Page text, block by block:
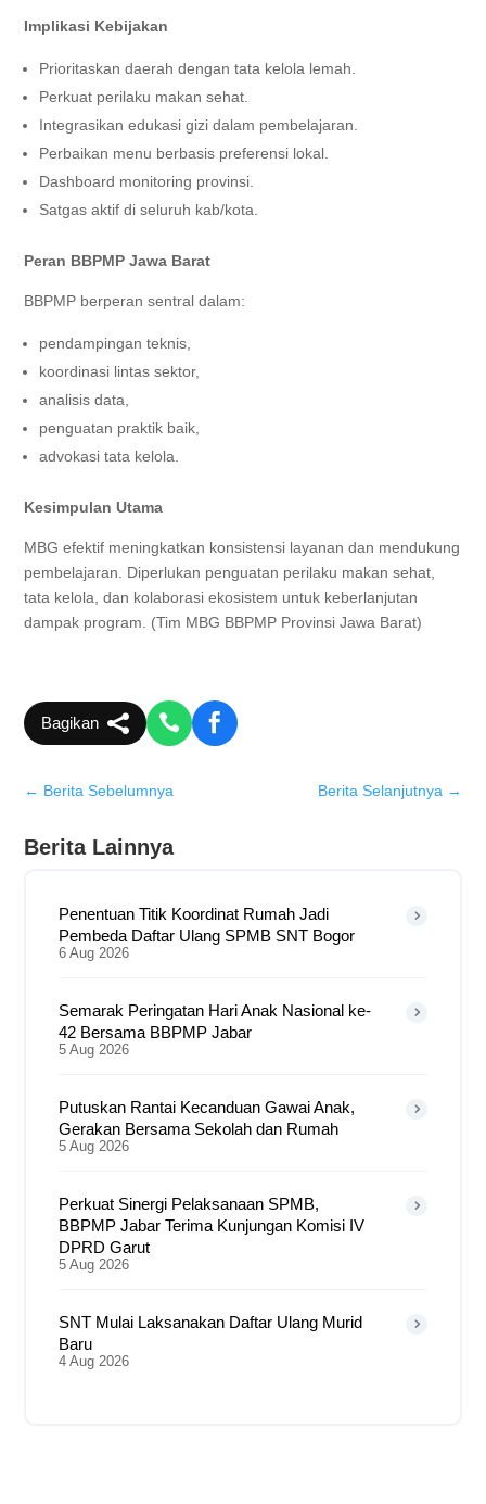
Implikasi Kebijakan
Prioritaskan daerah dengan tata kelola lemah.
Perkuat perilaku makan sehat.
Integrasikan edukasi gizi dalam pembelajaran.
Perbaikan menu berbasis preferensi lokal.
Dashboard monitoring provinsi.
Satgas aktif di seluruh kab/kota.
Peran BBPMP Jawa Barat
BBPMP berperan sentral dalam:
pendampingan teknis,
koordinasi lintas sektor,
analisis data,
penguatan praktik baik,
advokasi tata kelola.
Kesimpulan Utama
MBG efektif meningkatkan konsistensi layanan dan mendukung
pembelajaran. Diperlukan penguatan perilaku makan sehat,
tata kelola, dan kolaborasi ekosistem untuk keberlanjutan
dampak program. (Tim MBG BBPMP Provinsi Jawa Barat)
Bagikan
← Berita Sebelumnya Berita Selanjutnya →
Berita Lainnya
Penentuan Titik Koordinat Rumah Jadi
Pembeda Daftar Ulang SPMB SNT Bogor
6 Aug 2026
Semarak Peringatan Hari Anak Nasional ke-
42 Bersama BBPMP Jabar
5 Aug 2026
Putuskan Rantai Kecanduan Gawai Anak,
Gerakan Bersama Sekolah dan Rumah
5 Aug 2026
Perkuat Sinergi Pelaksanaan SPMB,
BBPMP Jabar Terima Kunjungan Komisi IV
DPRD Garut
5 Aug 2026
SNT Mulai Laksanakan Daftar Ulang Murid
Baru
4 Aug 2026